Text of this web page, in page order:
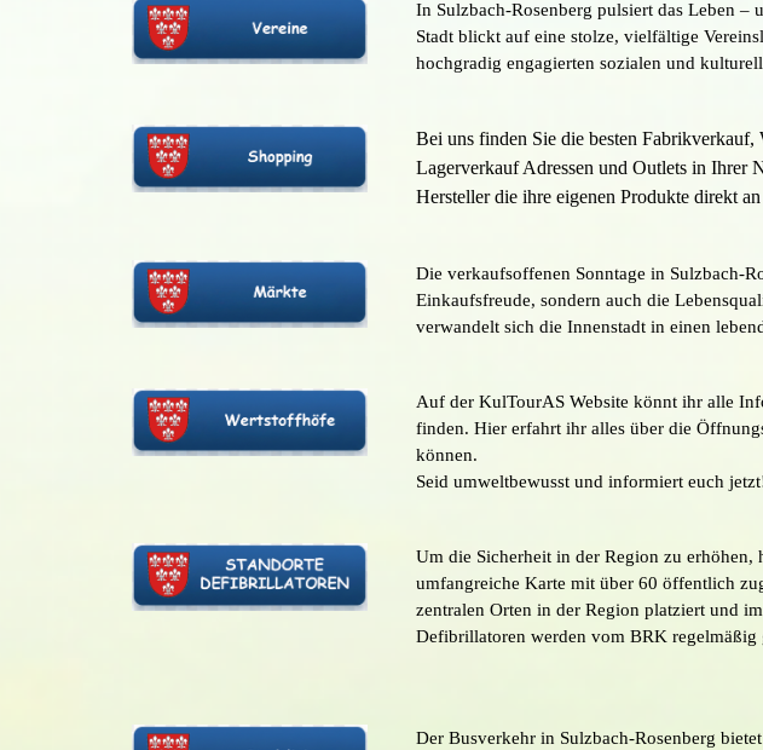
In Sulzbach-Rosenberg pulsiert das Leben –
Stadt blickt auf eine stolze, vielfältige
hochgradig engagierten sozialen und
Bei uns finden Sie die besten
Lagerverkauf Adressen und Outlets in Ihrer
Hersteller die ihre eigenen Produkte direkt
Die verkaufsoffenen Sonntage in Sulzbach-
Einkaufsfreude, sondern auch die
verwandelt sich die Innenstadt in einen
Auf der KulTourAS Website könnt ihr alle
finden.Hier erfahrt ihr alles über die
können.
Seid umweltbewusst und informiert euch
Um die Sicherheit in der Region zu
umfangreiche Karte mit über 60 öffentlich
zentralen Orten in der Region platziert und
Defibrillatoren werden vom BRK regelmäßig
Der Busverkehr in Sulzbach-Rosenberg